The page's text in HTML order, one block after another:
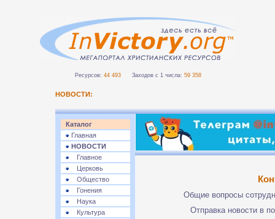
Ресурсов: 44 493 Заходов с 1 числа: 59 358
НОВОСТИ:
Каталог
Главная
НОВОСТИ
Главное
Церковь
Общество
Гонения
Наука
Культура
Общие вопросы
Отправка новости в